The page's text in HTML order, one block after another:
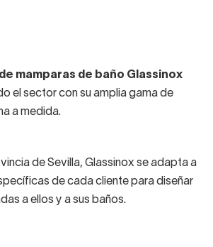
mamparas de baño Glassinox
el sector con su amplia gama de
a medida.
de Sevilla, Glassinox se adapta a
de cada cliente para diseñar
a ellos y a sus baños.